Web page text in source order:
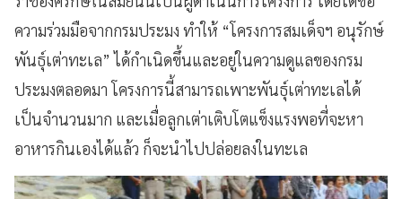
ความร่วมมือจากกรมประมง ทำให้ “โครงการสมเด็จฯ อนุรักษ์
พันธุ์เต่าทะเล” ได้กำเนิดขึ้นและอยู่ในความดูแลของกรม
ประมงตลอดมา โครงการนี้สามารถเพาะพันธุ์เต่าทะเลได้
เป็นจำนวนมาก และเมื่อลูกเต่าเติบโตแข็งแรงพอที่จะหา
อาหารกินเองได้แล้ว ก็จะนำไปปล่อยลงในทะเล